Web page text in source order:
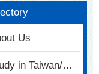
Us
in Taiwan/Scholarships